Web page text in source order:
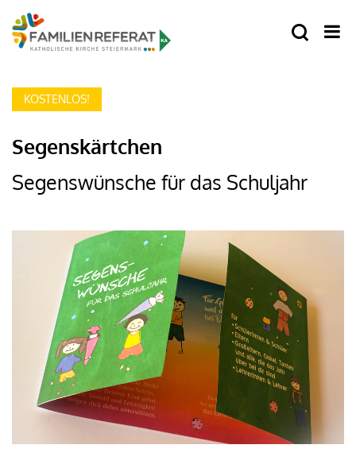
KOSTENLOS!
Segenskärtchen
Segenswünsche für das Schuljahr